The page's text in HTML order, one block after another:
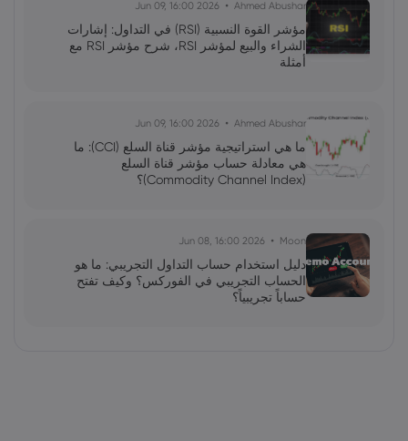
Ahmed Abushar
2026 Jun 09, 16:00
مؤشر القوة النسبية (RSI) في التداول: إشارات
الشراء والبيع لمؤشر RSI، شرح مؤشر RSI مع
أمثلة
Ahmed Abushar
2026 Jun 09, 16:00
ما هي استراتيجية مؤشر قناة السلع (CCI): ما
هي معادلة حساب مؤشر قناة السلع
(Commodity Channel Index)؟
Moon
2026 Jun 08, 16:00
دليل استخدام حساب التداول التجريبي: ما هو
الحساب التجريبي في الفوركس؟ وكيف تفتح
حساباً تجريبياً؟